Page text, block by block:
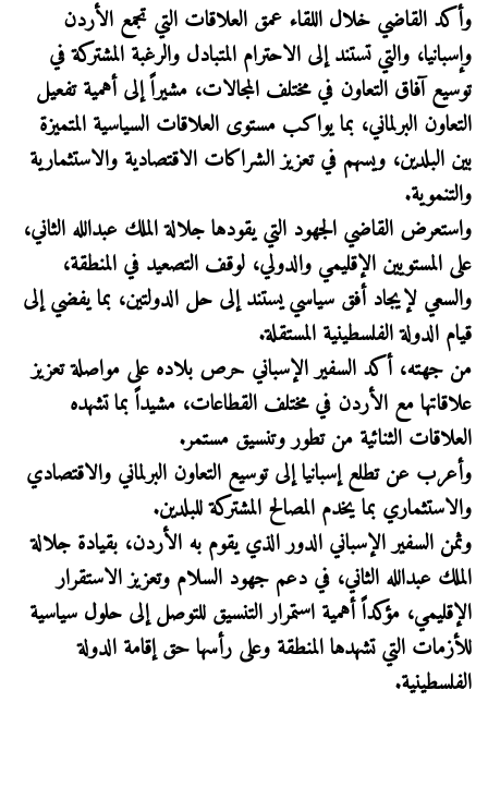
وأكد القاضي خلال اللقاء عمق العلاقات التي تجمع الأردن
وإسبانيا، والتي تستند إلى الاحترام المتبادل والرغبة المشتركة في
توسيع آفاق التعاون في مختلف المجالات، مشيراً إلى أهمية تفعيل
التعاون البرلماني، بما يواكب مستوى العلاقات السياسية المتميزة
بين البلدين، ويسهم في تعزيز الشراكات الاقتصادية والاستثمارية
والتنموية.
واستعرض القاضي الجهود التي يقودها جلالة الملك عبدالله الثاني،
على المستويين الإقليمي والدولي، لوقف التصعيد في المنطقة،
والسعي لإيجاد أفق سياسي يستند إلى حل الدولتين، بما يفضي إلى
قيام الدولة الفلسطينية المستقلة.
من جهته، أكد السفير الإسباني حرص بلاده على مواصلة تعزيز
علاقاتها مع الأردن في مختلف القطاعات، مشيداً بما تشهده
العلاقات الثنائية من تطور وتنسيق مستمر.
وأعرب عن تطلع إسبانيا إلى توسيع التعاون البرلماني والاقتصادي
والاستثماري بما يخدم المصالح المشتركة للبلدين.
وثمن السفير الإسباني الدور الذي يقوم به الأردن، بقيادة جلالة
الملك عبدالله الثاني، في دعم جهود السلام وتعزيز الاستقرار
الإقليمي، مؤكداً أهمية استمرار التنسيق للتوصل إلى حلول سياسية
للأزمات التي تشهدها المنطقة وعلى رأسها حق إقامة الدولة
الفلسطينية.